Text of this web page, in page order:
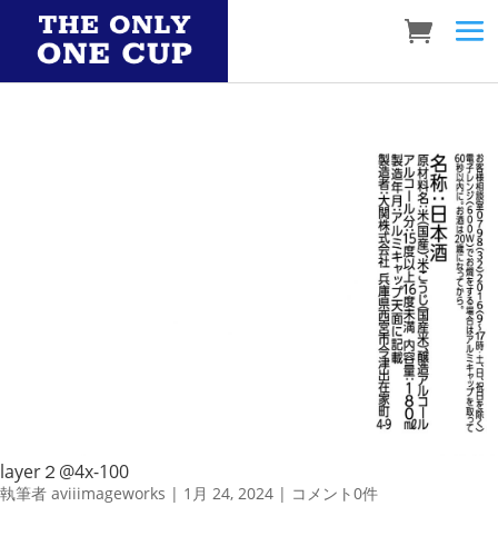
layer２@4x-100
執筆者 aviiimageworks | 1月 24, 2024 | コメント0件